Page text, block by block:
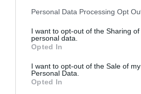
Please note that this website/app
not limited to your visit or usage
grant or deny consent to Google and
use your data for below specified
consent section.
Personal Data Processing Opt
I want to opt-out of the Sharing of
personal data.
Opted In
I want to opt-out of the Sale of my
Personal Data.
Opted In
érjen bele a vízbe.
Folyamatosan kevergetve addig
vízgőz fölött, amíg az meg nem
3-4 percet igényel.
A gőzről levéve eleinte lassan, szin
hozzá a langyos vajat, majd egyre
a tojássárgájában az egész